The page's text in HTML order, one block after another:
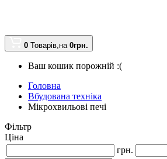
0 Товарів,на 0грн.
Ваш кошик порожній :(
Головна
Вбудована техніка
Мікрохвильові печі
Фільтр
Ціна
грн.